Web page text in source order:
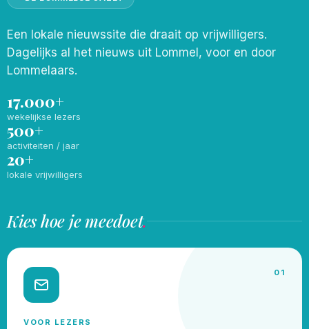
Een lokale nieuwssite die draait op vrijwilligers.
Dagelijks al het nieuws uit Lommel, voor en door
Lommelaars.
17.000+
wekelijkse lezers
500+
activiteiten / jaar
20+
lokale vrijwilligers
Kies hoe je meedoet.
01
VOOR LEZERS